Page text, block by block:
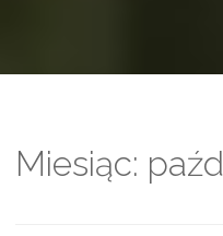
Miesiąc: